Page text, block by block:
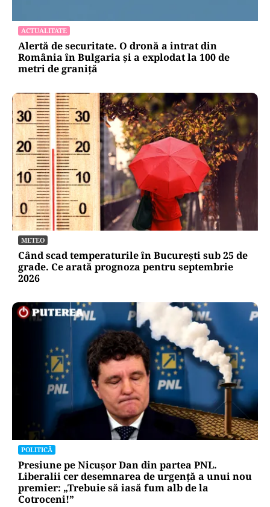
ACTUALITATE
Alertă de securitate. O dronă a intrat din
România în Bulgaria şi a explodat la 100 de
metri de graniţă
METEO
Când scad temperaturile în București sub 25 de
grade. Ce arată prognoza pentru septembrie
2026
POLITICĂ
Presiune pe Nicușor Dan din partea PNL.
Liberalii cer desemnarea de urgență a unui nou
premier: „Trebuie să iasă fum alb de la
Cotroceni!”